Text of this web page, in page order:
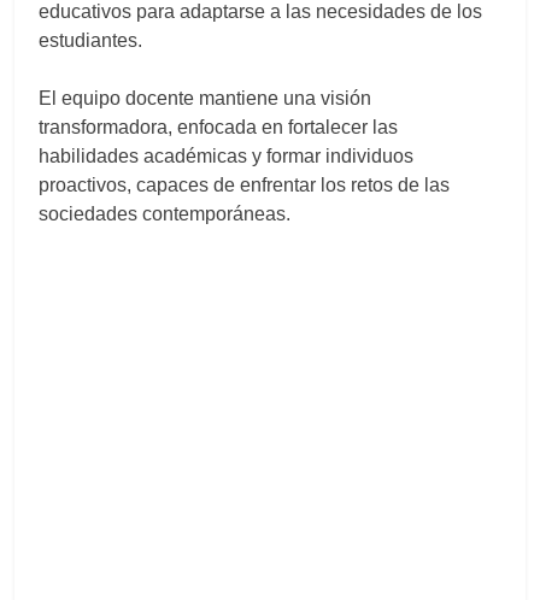
educativos para adaptarse a las necesidades de los
estudiantes.
El equipo docente mantiene una visión
transformadora, enfocada en fortalecer las
habilidades académicas y formar individuos
proactivos, capaces de enfrentar los retos de las
sociedades contemporáneas.